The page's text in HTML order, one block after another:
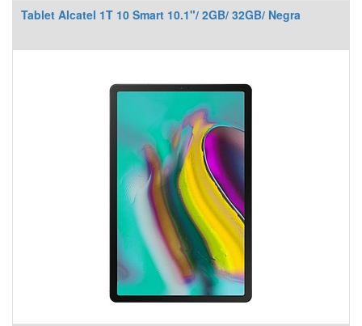
Tablet Alcatel 1T 10 Smart 10.1"/ 2GB/ 32GB/ Negra